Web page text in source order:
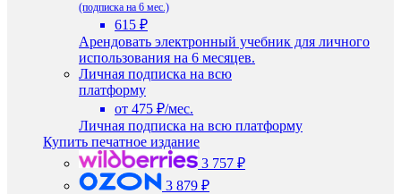
(подписка на 6 мес.)
615 ₽
Арендовать электронный учебник для личного
использования на 6 месяцев.
Личная подписка на всю
платформу
от 475 ₽/мес.
Личная подписка на всю платформу
Купить печатное издание
3 757 ₽
3 879 ₽